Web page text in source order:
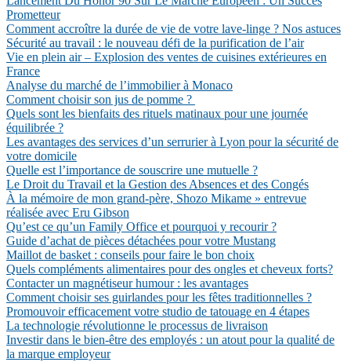
Prometteur
Comment accroître la durée de vie de votre lave-linge ? Nos astuces
Sécurité au travail : le nouveau défi de la purification de l’air
Vie en plein air – Explosion des ventes de cuisines extérieures en
France
Analyse du marché de l’immobilier à Monaco
Comment choisir son jus de pomme ?
Quels sont les bienfaits des rituels matinaux pour une journée
équilibrée ?
Les avantages des services d’un serrurier à Lyon pour la sécurité de
votre domicile
Quelle est l’importance de souscrire une mutuelle ?
Le Droit du Travail et la Gestion des Absences et des Congés
À la mémoire de mon grand-père, Shozo Mikame » entrevue
réalisée avec Eru Gibson
Qu’est ce qu’un Family Office et pourquoi y recourir ?
Guide d’achat de pièces détachées pour votre Mustang
Maillot de basket : conseils pour faire le bon choix
Quels compléments alimentaires pour des ongles et cheveux forts?
Contacter un magnétiseur humour : les avantages
Comment choisir ses guirlandes pour les fêtes traditionnelles ?
Promouvoir efficacement votre studio de tatouage en 4 étapes
La technologie révolutionne le processus de livraison
Investir dans le bien-être des employés : un atout pour la qualité de
la marque employeur